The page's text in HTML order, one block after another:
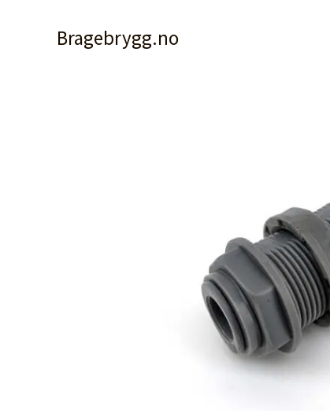
Bragebrygg.no